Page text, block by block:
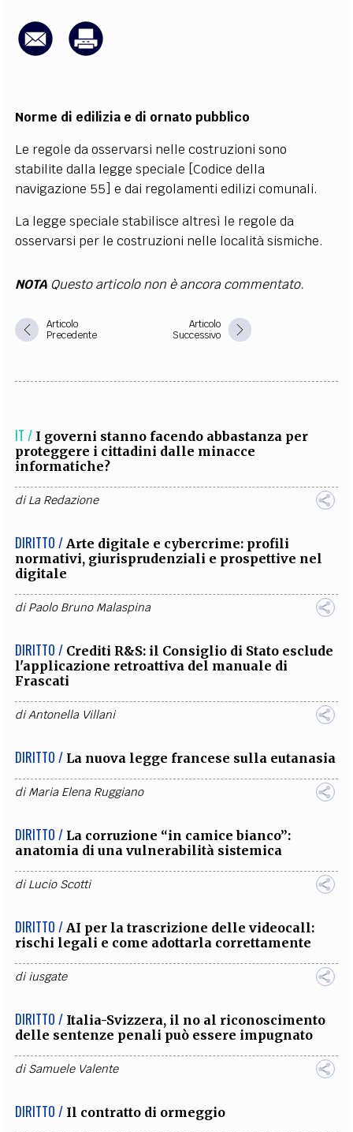
CODICI RUBRICHE
Norme di edilizia e di ornato pubblico
Le regole da osservarsi nelle costruzioni sono
stabilite dalla legge speciale [Codice della
navigazione 55] e dai regolamenti edilizi comunali.
La legge speciale stabilisce altresì le regole da
osservarsi per le costruzioni nelle località sismiche.
NOTA Questo articolo non è ancora commentato.
Articolo
Precedente
Articolo
Successivo
IT / I governi stanno facendo abbastanza per
proteggere i cittadini dalle minacce
informatiche?
diLa Redazione
DIRITTO / Arte digitale e cybercrime: profili
normativi, giurisprudenziali e prospettive nel
digitale
diPaolo Bruno Malaspina
DIRITTO / Crediti R&S: il Consiglio di Stato esclude
l'applicazione retroattiva del manuale di
Frascati
diAntonella Villani
DIRITTO / La nuova legge francese sulla eutanasia
diMaria Elena Ruggiano
DIRITTO / La corruzione “in camice bianco”:
anatomia di una vulnerabilità sistemica
diLucio Scotti
DIRITTO / AI per la trascrizione delle videocall:
rischi legali e come adottarla correttamente
diiusgate
DIRITTO / Italia-Svizzera, il no al riconoscimento
delle sentenze penali può essere impugnato
diSamuele Valente
DIRITTO / Il contratto di ormeggio